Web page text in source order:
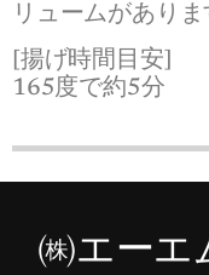
リュームがありま
[揚げ時間目安]
165度で約5分
㈱エ